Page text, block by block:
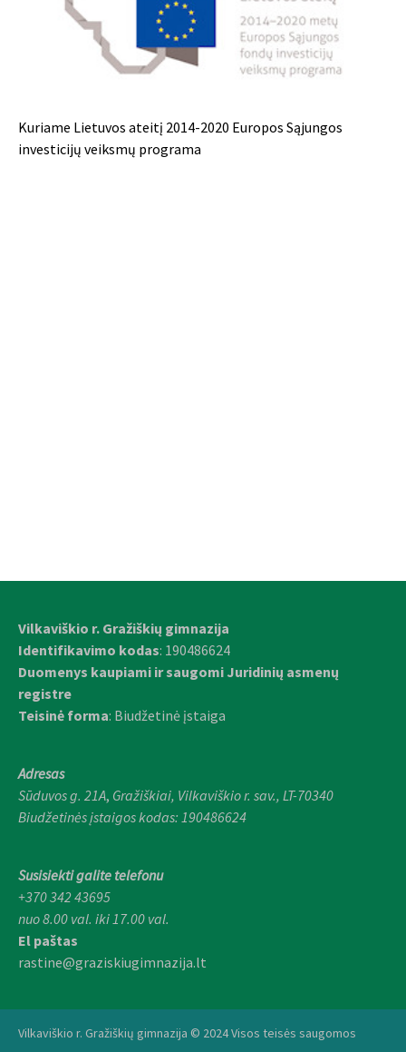
Kuriame Lietuvos ateitį 2014-2020 Europos Sąjungos
investicijų veiksmų programa
Vilkaviškio r. Gražiškių gimnazija
Identifikavimo kodas: 190486624
Duomenys kaupiami ir saugomi Juridinių asmenų
registre
Teisinė forma: Biudžetinė įstaiga
Adresas
Sūduvos g. 21A, Gražiškiai, Vilkaviškio r. sav., LT-70340
Biudžetinės įstaigos kodas: 190486624
Susisiekti galite telefonu
+370 342 43695
nuo 8.00 val. iki 17.00 val.
El paštas
rastine@graziskiugimnazija.lt
Vilkaviškio r. Gražiškių gimnazija © 2024 Visos teisės saugomos